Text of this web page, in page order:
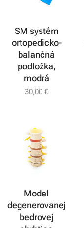
SM systém
ortopedicko-
balančná
podložka,
modrá
30,00€
Model
degenerovanej
bedrovej